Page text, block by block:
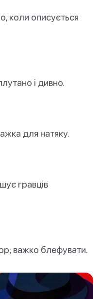
коли описується
і дивно.
для натяку.
гравців
важко блефувати.